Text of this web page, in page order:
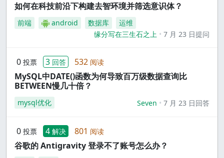
如何在科技前沿下构建去智环境并筛选意识体？
前端 android 数据库
运维
缘分写在三生石之上
7 月 23 日提问
0 投票 3 回答 532 阅读
MySQL中DATE()函数为何导致百万级数据查询比
BETWEEN慢几十倍？
mysql优化 Seven 7 月 23 日回答
0 投票 4 解决 801 阅读
谷歌的 Antigravity 登录不了账号怎么办？